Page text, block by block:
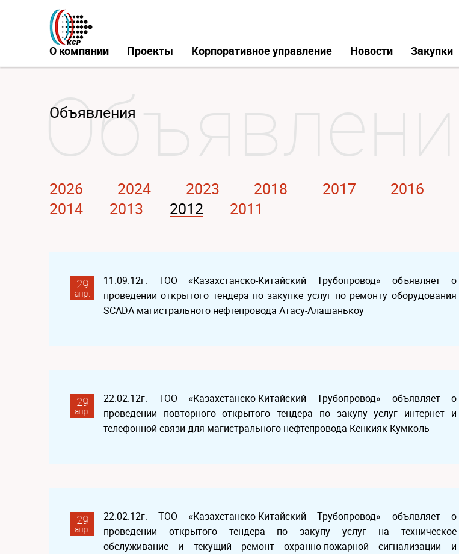
О компании Проекты Корпоративное управление Новости Закупки
Объявления
2026 2024 2023 2018 2017 2016
2014
2013 2012 2011
29
апр.
11.09.12г. ТОО «Казахстанско-Китайский Трубопровод» объявляет о
проведении открытого тендера по закупке услуг по ремонту оборудования
SCADA магистрального нефтепровода Атасу-Алашанькоу
29
апр.
22.02.12г. ТОО «Казахстанско-Китайский Трубопровод» объявляет о
проведении повторного открытого тендера по закупу услуг интернет и
телефонной связи для магистрального нефтепровода Кенкияк-Кумколь
29
апр.
22.02.12г. ТОО «Казахстанско-Китайский Трубопровод» объявляет о
проведении открытого тендера по закупу услуг на техническое
обслуживание и текущий ремонт охранно-пожарной сигнализации и